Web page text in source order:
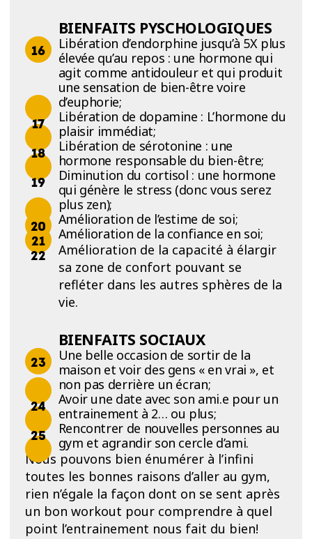
BIENFAITS PYSCHOLOGIQUES
Libération d’endorphine jusqu’à 5X plus
élevée qu’au repos : une hormone qui
agit comme antidouleur et qui produit
une sensation de bien-être voire
d’euphorie;
Libération de dopamine : L’hormone du
plaisir immédiat;
Libération de sérotonine : une
hormone responsable du bien-être;
Diminution du cortisol : une hormone
qui génère le stress (donc vous serez
plus zen);
Amélioration de l’estime de soi;
Amélioration de la confiance en soi;
Amélioration de la capacité à élargir
sa zone de confort pouvant se
refléter dans les autres sphères de la
vie.
BIENFAITS SOCIAUX
Une belle occasion de sortir de la
maison et voir des gens « en vrai », et
non pas derrière un écran;
Avoir une date avec son ami.e pour un
entrainement à 2… ou plus;
Rencontrer de nouvelles personnes au
gym et agrandir son cercle d’ami.
Nous pouvons bien énumérer à l’infini
toutes les bonnes raisons d’aller au gym,
rien n’égale la façon dont on se sent après
un bon workout pour comprendre à quel
point l’entrainement nous fait du bien!